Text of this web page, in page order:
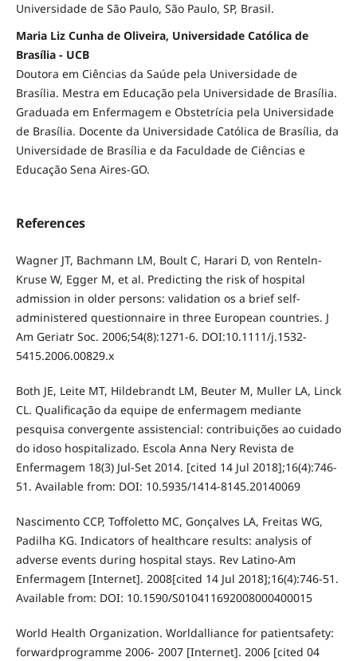
Universidade de São Paulo, São Paulo, SP, Brasil.
Maria Liz Cunha de Oliveira, Universidade Católica de
Brasília - UCB
Doutora em Ciências da Saúde pela Universidade de
Brasília. Mestra em Educação pela Universidade de Brasília.
Graduada em Enfermagem e Obstetrícia pela Universidade
de Brasília. Docente da Universidade Católica de Brasília, da
Universidade de Brasília e da Faculdade de Ciências e
Educação Sena Aires-GO.
References
Wagner JT, Bachmann LM, Boult C, Harari D, von Renteln-
Kruse W, Egger M, et al. Predicting the risk of hospital
admission in older persons: validation os a brief self-
administered questionnaire in three European countries. J
Am Geriatr Soc. 2006;54(8):1271-6. DOI:10.1111/j.1532-
5415.2006.00829.x
Both JE, Leite MT, Hildebrandt LM, Beuter M, Muller LA, Linck
CL. Qualificação da equipe de enfermagem mediante
pesquisa convergente assistencial: contribuições ao cuidado
do idoso hospitalizado. Escola Anna Nery Revista de
Enfermagem 18(3) Jul-Set 2014. [cited 14 Jul 2018];16(4):746-
51. Available from: DOI: 10.5935/1414-8145.20140069
Nascimento CCP, Toffoletto MC, Gonçalves LA, Freitas WG,
Padilha KG. Indicators of healthcare results: analysis of
adverse events during hospital stays. Rev Latino-Am
Enfermagem [Internet]. 2008[cited 14 Jul 2018];16(4):746-51.
Available from: DOI: 10.1590/S010411692008000400015
World Health Organization. Worldalliance for patientsafety:
forwardprogramme 2006- 2007 [Internet]. 2006 [cited 04